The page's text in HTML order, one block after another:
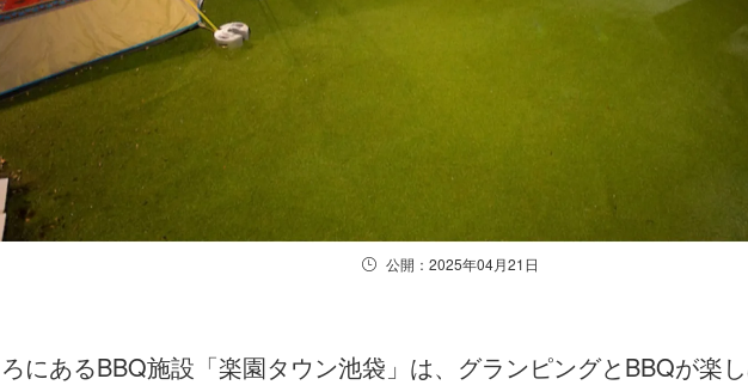
公開：2025年04月21日
にあるBBQ施設「楽園タウン池袋」は、グランピングとBBQが楽